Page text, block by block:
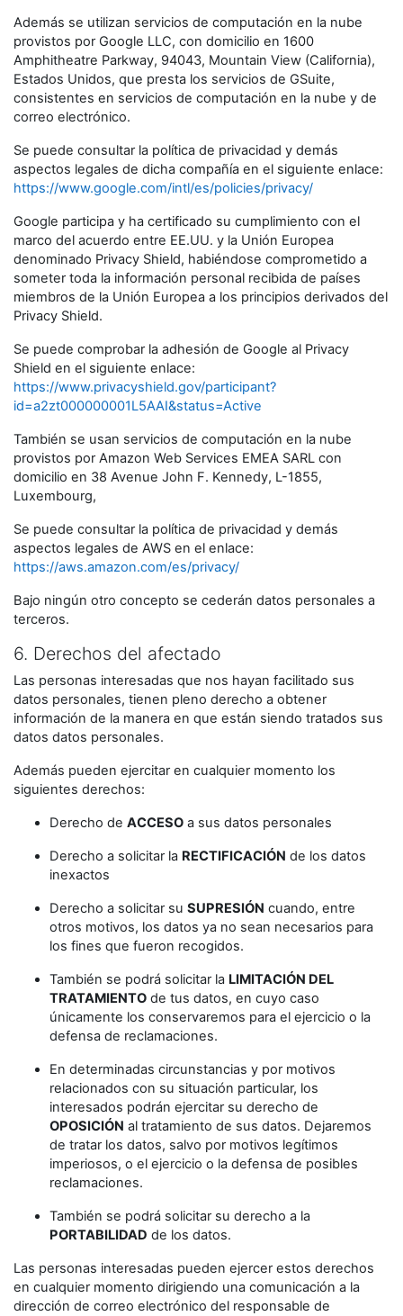
Además se utilizan servicios de computación en la nube
provistos por Google LLC, con domicilio en 1600
Amphitheatre Parkway, 94043, Mountain View (California),
Estados Unidos, que presta los servicios de GSuite,
consistentes en servicios de computación en la nube y de
correo electrónico.
Se puede consultar la política de privacidad y demás
aspectos legales de dicha compañía en el siguiente enlace:
https://www.google.com/intl/es/policies/privacy/
Google participa y ha certificado su cumplimiento con el
marco del acuerdo entre EE.UU. y la Unión Europea
denominado Privacy Shield, habiéndose comprometido a
someter toda la información personal recibida de países
miembros de la Unión Europea a los principios derivados del
Privacy Shield.
Se puede comprobar la adhesión de Google al Privacy
Shield en el siguiente enlace:
https://www.privacyshield.gov/participant?
id=a2zt000000001L5AAI&status=Active
También se usan servicios de computación en la nube
provistos por Amazon Web Services EMEA SARL con
domicilio en 38 Avenue John F. Kennedy, L-1855,
Luxembourg,
Se puede consultar la política de privacidad y demás
aspectos legales de AWS en el enlace:
https://aws.amazon.com/es/privacy/
Bajo ningún otro concepto se cederán datos personales a
terceros.
6. Derechos del afectado
Las personas interesadas que nos hayan facilitado sus
datos personales, tienen pleno derecho a obtener
información de la manera en que están siendo tratados sus
datos datos personales.
Además pueden ejercitar en cualquier momento los
siguientes derechos:
Derecho de ACCESO a sus datos personales
Derecho a solicitar la RECTIFICACIÓN de los datos
inexactos
Derecho a solicitar su SUPRESIÓN cuando, entre
otros motivos, los datos ya no sean necesarios para
los fines que fueron recogidos.
También se podrá solicitar la LIMITACIÓN DEL
TRATAMIENTO de tus datos, en cuyo caso
únicamente los conservaremos para el ejercicio o la
defensa de reclamaciones.
En determinadas circunstancias y por motivos
relacionados con su situación particular, los
interesados podrán ejercitar su derecho de
OPOSICIÓN al tratamiento de sus datos. Dejaremos
de tratar los datos, salvo por motivos legítimos
imperiosos, o el ejercicio o la defensa de posibles
reclamaciones.
También se podrá solicitar su derecho a la
PORTABILIDAD de los datos.
Las personas interesadas pueden ejercer estos derechos
en cualquier momento dirigiendo una comunicación a la
dirección de correo electrónico del responsable de